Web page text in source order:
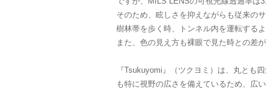
そのため、眩しさを抑えながらも従来の
樹林帯を歩く時、トンネル内を運転する
また、色の見え方も裸眼で見た時との差
『Tsukuyomi』（ツクヨミ）は、丸とも
も特に視野の広さを備えているため、広